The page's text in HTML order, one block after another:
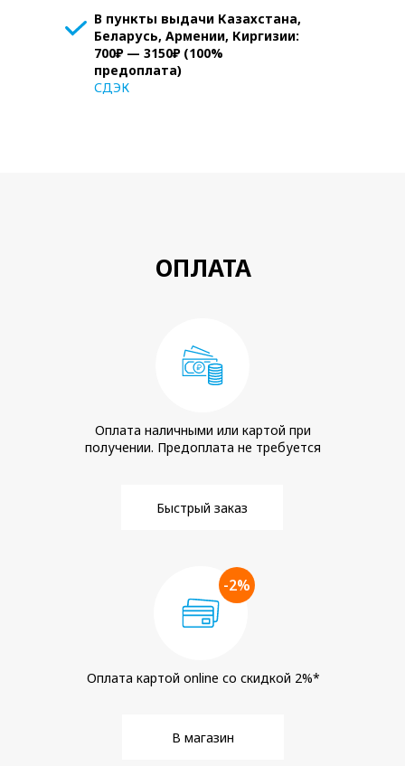
В пункты выдачи Казахстана,
Беларусь, Армении, Киргизии:
700₽ — 3150₽ (100%
предоплата)
СДЭК
ОПЛАТА
Оплата наличными или картой при
получении. Предоплата не требуется
Оплата картой online со скидкой 2%*
-2%
В магазин
Быстрый заказ